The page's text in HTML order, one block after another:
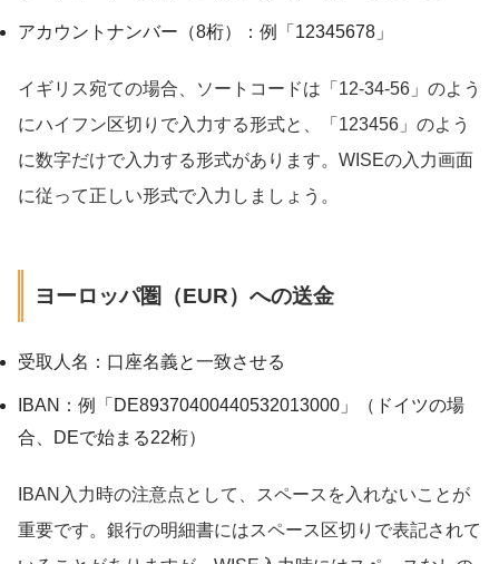
アカウントナンバー（8桁）：例「12345678」
イギリス宛ての場合、ソートコードは「12-34-56」のよう
にハイフン区切りで入力する形式と、「123456」のよう
に数字だけで入力する形式があります。WISEの入力画面
に従って正しい形式で入力しましょう。
ヨーロッパ圏（EUR）への送金
受取人名：口座名義と一致させる
IBAN：例「DE89370400440532013000」（ドイツの場
合、DEで始まる22桁）
IBAN入力時の注意点として、スペースを入れないことが
重要です。銀行の明細書にはスペース区切りで表記されて